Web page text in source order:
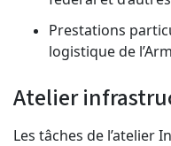
Prestations
logistique de
Atelier
Les tâches de l’atelier